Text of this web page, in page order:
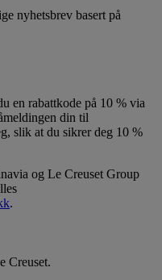
nyhetsbrev basert på
en rabattkode på 10 % via
din til
slik at du sikrer deg 10 %
og Le Creuset Group
.
Creuset.